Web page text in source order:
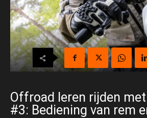
Offroad leren rijden
#3: Bediening van rem